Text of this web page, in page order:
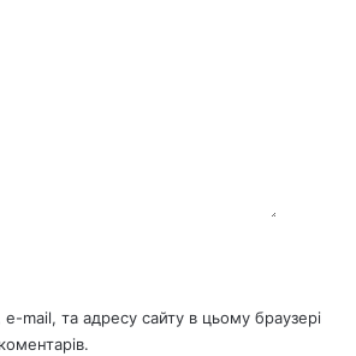
mail, та адресу сайту в цьому браузері